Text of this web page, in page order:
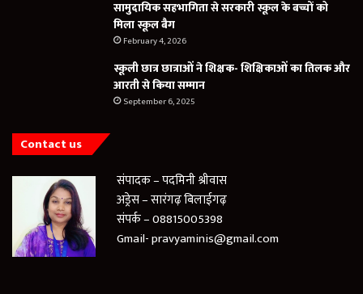
सामुदायिक सहभागिता से सरकारी स्कूल के बच्चों को
मिला स्कूल बैग
February 4, 2026
स्कूली छात्र छात्राओं ने शिक्षक- शिक्षिकाओं का तिलक और
आरती से किया सम्मान
September 6, 2025
Contact us
संपादक – पदमिनी श्रीवास
अड्रेस – सारंगढ़ बिलाईगढ़
संपर्क – 08815005398
Gmail- pravyaminis@gmail.com